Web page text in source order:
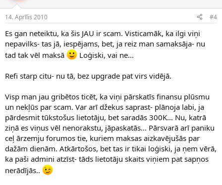
14. Aprīlis 2010 #4
Es gan neteiktu, ka šis JAU ir scam. Visticamāk, ka ilgi viņi
nepavilks- tas jā, iespējams, bet, ja reiz man samaksāja- nu
tad tak vēl maksā
Loģiski, vai ne...
Refi starp citu- nu tā, bez upgrade pat virs vidējā.
Visp man jau gribētos ticēt, ka viņi pārskatīs finansu plūsmu
un nekļūs par scam. Var arī džekus saprast- plānoja labi, ja
pārdesmit tūkstošus lietotāju, bet saradās 300K... Nu, katrā
ziņā es viņus vēl nenorakstu, jāpaskatās... Pārsvarā arī paniku
ceļ ārzemju forumos tie, kuriem maksas aizkavējušās par
dažām dienām. Atkārtošos, bet tas ir tikai loģiski, ja ņem vērā,
ka paši admini atzīst- tāds lietotāju skaits viņiem pat sapņos
nerādījās..